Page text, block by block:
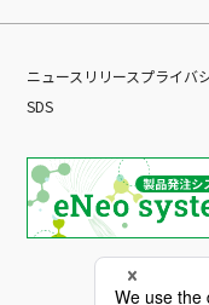
ニュースリリースプライバ
SDS